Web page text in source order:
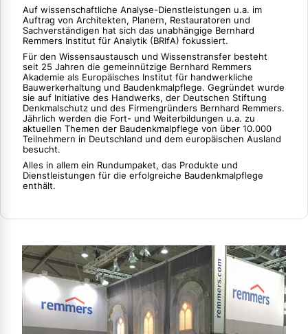
Auf wissenschaftliche Analyse-Dienstleistungen u.a. im
Auftrag von Architekten, Planern, Restauratoren und
Sachverständigen hat sich das unabhängige Bernhard
Remmers Institut für Analytik (BRIfA) fokussiert.
Für den Wissensaustausch und Wissenstransfer besteht
seit 25 Jahren die gemeinnützige Bernhard Remmers
Akademie als Europäisches Institut für handwerkliche
Bauwerkerhaltung und Baudenkmalpflege. Gegründet wurde
sie auf Initiative des Handwerks, der Deutschen Stiftung
Denkmalschutz und des Firmengründers Bernhard Remmers.
Jährlich werden die Fort- und Weiterbildungen u.a. zu
aktuellen Themen der Baudenkmalpflege von über 10.000
Teilnehmern in Deutschland und dem europäischen Ausland
besucht.
Alles in allem ein Rundumpaket, das Produkte und
Dienstleistungen für die erfolgreiche Baudenkmalpflege
enthält.